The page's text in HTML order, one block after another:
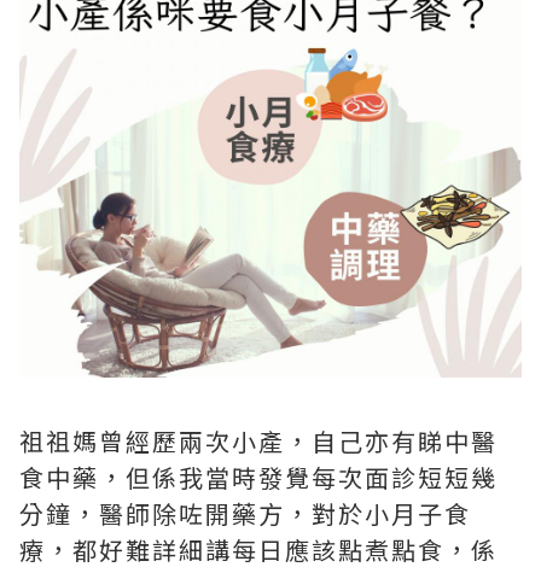
祖祖媽曾經歷兩次小產，自己亦有睇中醫
食中藥，但係我當時發覺每次面診短短幾
分鐘，醫師除咗開藥方，對於小月子食
療，都好難詳細講每日應該點煮點食，係